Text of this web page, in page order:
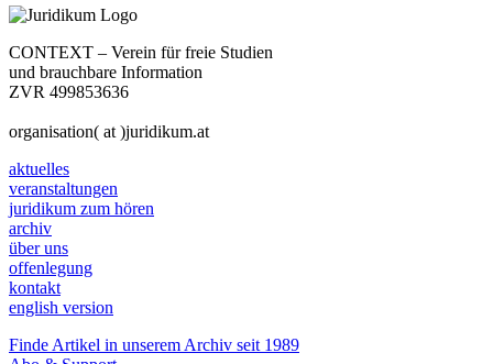
CONTEXT – Verein für freie Studien
und brauchbare Information
ZVR 499853636
organisation( at )juridikum.at
aktuelles
veranstaltungen
juridikum zum hören
archiv
über uns
offenlegung
kontakt
english version
Finde Artikel in unserem Archiv seit 1989